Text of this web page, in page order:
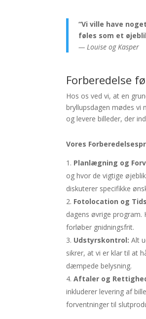
“Vi ville have
føles som et
— Louise og Kasper
Forberedelse
Hos os ved vi, at en
bryllupsdagen mødes
og levere billeder, der
Vores
Planlægning og
og hvor de vigtige
diskuterer specifikke
Fotolocation og
dagens øvrige
forløber gnidningsfrit.
Udstyrskontrol: Alt
sikrer, at vi er klar til at
dæmpede belysning.
Aftaler og
inkluderer levering af
forventninger til